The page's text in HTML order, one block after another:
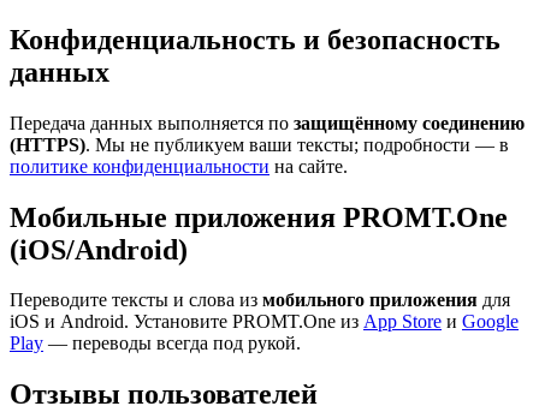
Конфиденциальность и безопасность
данных
Передача данных выполняется по защищённому соединению
(HTTPS). Мы не публикуем ваши тексты; подробности — в
политике конфиденциальности на сайте.
Мобильные приложения PROMT.One
(iOS/Android)
Переводите тексты и слова из мобильного приложения для
iOS и Android. Установите PROMT.One из App Store и Google
Play — переводы всегда под рукой.
Отзывы пользователей